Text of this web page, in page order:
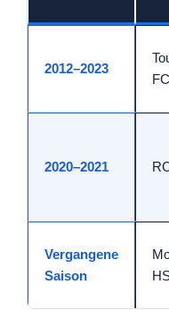
2012–2023
FC
2020–2021
Vergangene
Saison